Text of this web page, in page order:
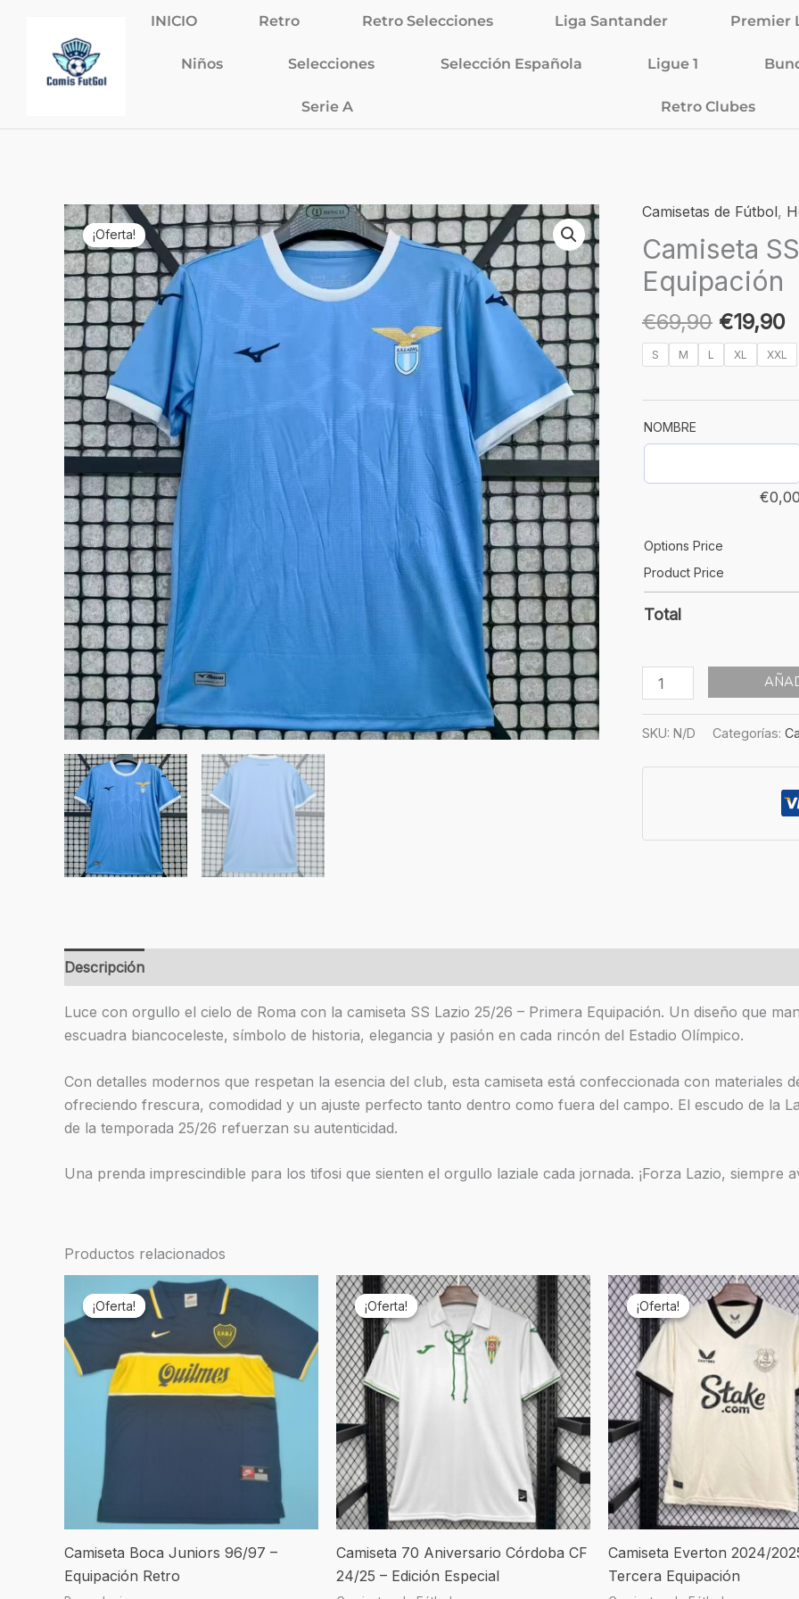
contenido
INICIO Retro Retro Selecciones Liga Santander Premier
Niños Selecciones Selección Española Ligue 1
Serie A Retro Clubes
¡Oferta!
Camisetas de Fútbol,
Camiseta
Equipación
€69,90
El
precio
original
era:
€69,90.
€19,90
S M L XL XXL
NOMBRE
€
Options Price
Product Price
Total
Camiseta
SS
Lazio
25/26
Primera
Equipación
SKU: N/D Categorías:
Descripción
Luce con orgullo el cielo de Roma con la camiseta SS Lazio 25/26 – Primera Equipación. Un diseño que
escuadra biancoceleste, símbolo de historia, elegancia y pasión en cada rincón del Estadio Olímpico.
Con detalles modernos que respetan la esencia del club, esta camiseta está confeccionada con materiales
ofreciendo frescura, comodidad y un ajuste perfecto tanto dentro como fuera del campo. El escudo de la
de la temporada 25/26 refuerzan su autenticidad.
Una prenda imprescindible para los tifosi que sienten el orgullo laziale cada jornada. ¡Forza Lazio, siempre
Productos relacionados
¡Oferta!
¡Oferta!
Camiseta Boca Juniors 96/97 –
Equipación Retro
precio
original
El
precio
actual
es:
¡Oferta!
¡Oferta!
Camiseta 70 Aniversario Córdoba CF
24/25 – Edición Especial
El
precio
original
era:
€69,90.
El
precio
actual
es:
€19,90.
¡Oferta!
¡Oferta!
Camiseta Everton 2024/
Tercera Equipación
El
precio
original
era:
€69,90.
El
precio
actual
€19,90.